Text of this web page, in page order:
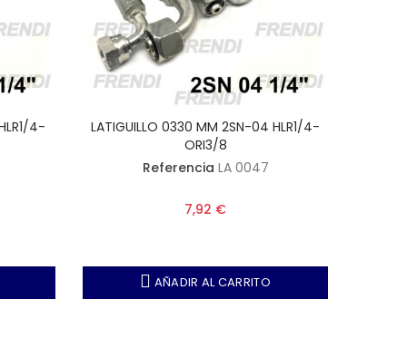
4-
LATIGUILLO 0330 MM 2SN-04 HLR1/4-
ORI3/8
Referencia LA 0047
7,92 €
AÑADIR AL CARRITO